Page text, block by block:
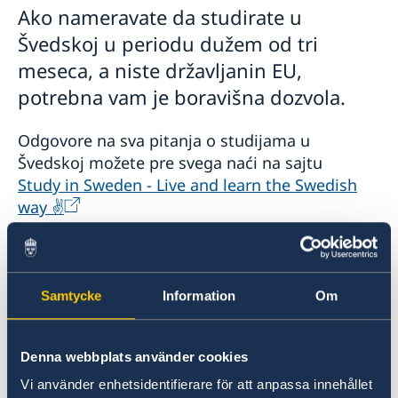
Samtycke Information Om
Denna webbplats använder cookies
Vi använder enhetsidentifierare för att anpassa innehållet
Ako nameravate da studirate u
Švedskoj u periodu dužem od tri
meseca, a niste državljanin EU,
potrebna vam je boravišna dozvola.
Odgovore na sva pitanja o studijama u
Švedskoj možete pre svega naći na sajtu
Study in Sweden - Live and learn the Swedish
way ✌️
.
Ukoliko će vaše studije trajati kraće od tri
meseca, a vaša zemlja nije obuhvaćena
bezviznim režimom, treba da podnesete zahtev